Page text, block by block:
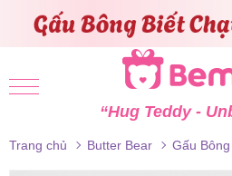
Skip to content
“Hug Teddy -
Trang chủ Butter Bear Gấu